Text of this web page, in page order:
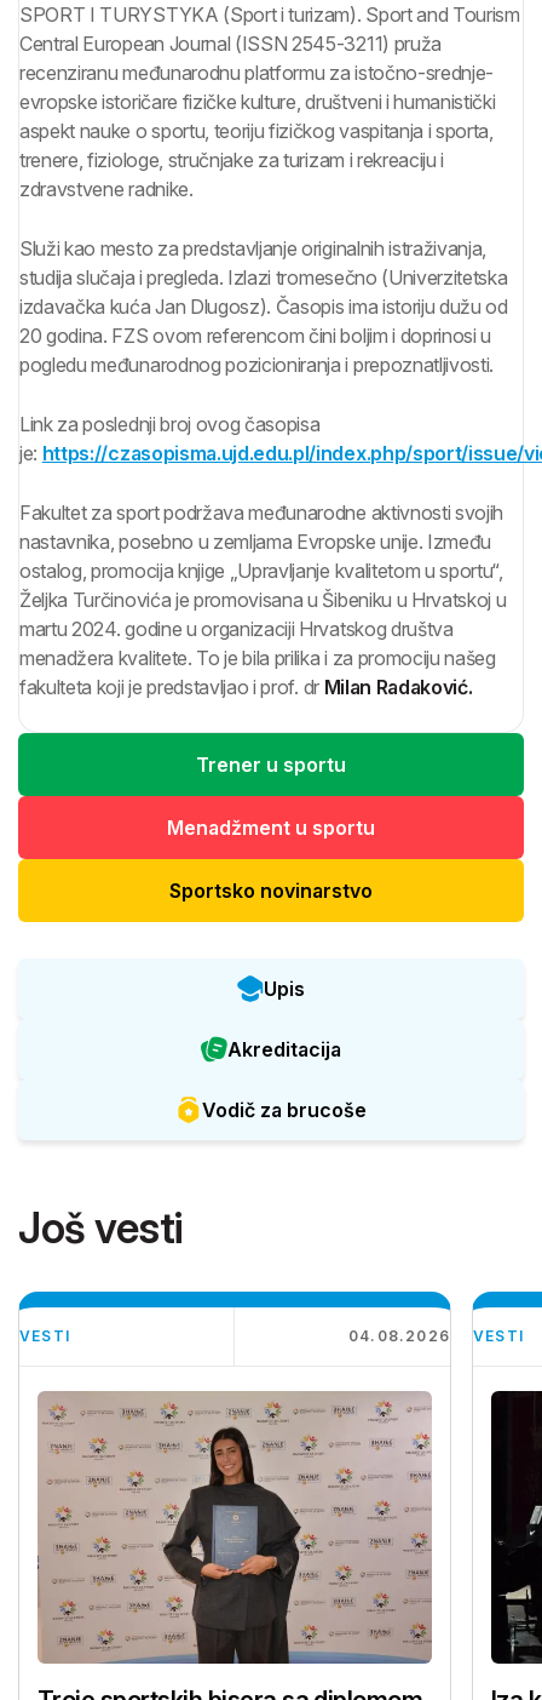
SPORT I TURYSTYKA (Sport i turizam). Sport and Tourism
Central European Journal (ISSN 2545-3211) pruža
recenziranu međunarodnu platformu za istočno-srednje-
evropske istoričare fizičke kulture, društveni i humanistički
aspekt nauke o sportu, teoriju fizičkog vaspitanja i sporta,
trenere, fiziologe, stručnjake za turizam i rekreaciju i
zdravstvene radnike.
Služi kao mesto za predstavljanje originalnih istraživanja,
studija slučaja i pregleda. Izlazi tromesečno (Univerzitetska
izdavačka kuća Jan Dlugosz). Časopis ima istoriju dužu od
20 godina. FZS ovom referencom čini boljim i doprinosi u
pogledu međunarodnog pozicioniranja i prepoznatljivosti.
Link za poslednji broj ovog časopisa
je: https://czasopisma.ujd.edu.pl/index.php/sport/issue/
Fakultet za sport podržava međunarodne aktivnosti svojih
nastavnika, posebno u zemljama Evropske unije. Između
ostalog, promocija knjige „Upravljanje kvalitetom u sportu“,
Željka Turčinovića je promovisana u Šibeniku u Hrvatskoj u
martu 2024. godine u organizaciji Hrvatskog društva
menadžera kvalitete. To je bila prilika i za promociju našeg
fakulteta koji je predstavljao i prof. dr Milan Radaković.
Trener u sportu
Menadžment u sportu
Sportsko novinarstvo
Upis
Akreditacija
Vodič za brucoše
Još vesti
VESTI 04.08.2026 VESTI